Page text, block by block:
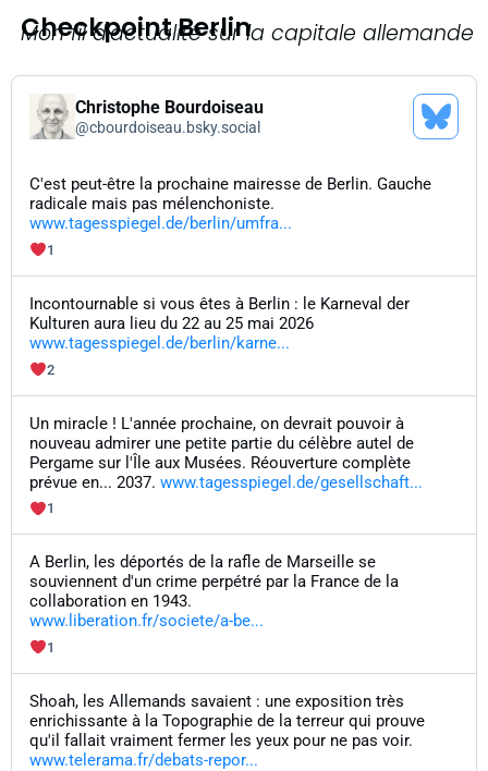
Checkpoint Berlin
Mon fil d'actualité sur la capitale allemande
Christophe Bourdoiseau
@cbourdoiseau.bsky.social
C'est peut-être la prochaine mairesse de Berlin. Gauche
radicale mais pas mélenchoniste.
www.tagesspiegel.de/berlin/umfra...
1
Incontournable si vous êtes à Berlin : le Karneval der
Kulturen aura lieu du 22 au 25 mai 2026
www.tagesspiegel.de/berlin/karne...
2
Un miracle ! L'année prochaine, on devrait pouvoir à
nouveau admirer une petite partie du célèbre autel de
Pergame sur l'Île aux Musées. Réouverture complète
prévue en... 2037. www.tagesspiegel.de/gesellschaft...
1
A Berlin, les déportés de la rafle de Marseille se
souviennent d'un crime perpétré par la France de la
collaboration en 1943.
www.liberation.fr/societe/a-be...
1
Shoah, les Allemands savaient : une exposition très
enrichissante à la Topographie de la terreur qui prouve
qu'il fallait vraiment fermer les yeux pour ne pas voir.
www.telerama.fr/debats-repor...